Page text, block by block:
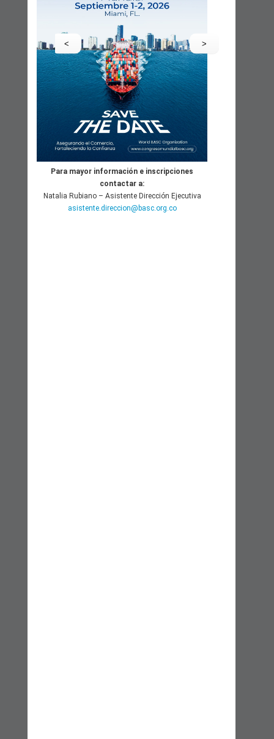
Para mayor información e inscripciones
contactar a:
Natalia Rubiano – Asistente Dirección Ejecutiva
asistente.direccion@basc.org.co
< >
CON LA ALIANZA Y APOYO DE: